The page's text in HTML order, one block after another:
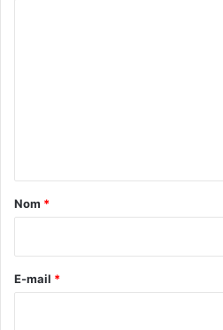
a
e
Nom *
E-mail *